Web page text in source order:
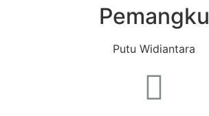
Pemangku
Putu Widiantara